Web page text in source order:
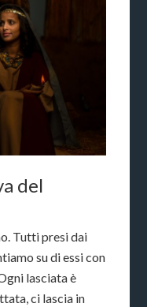
del
Tutti presi dai
su di essi con
lasciata è
ci lascia in